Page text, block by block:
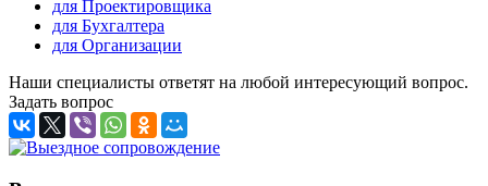
для Проектировщика
для Бухгалтера
для Организации
Наши специалисты ответят на любой интересующий вопрос.
Задать вопрос